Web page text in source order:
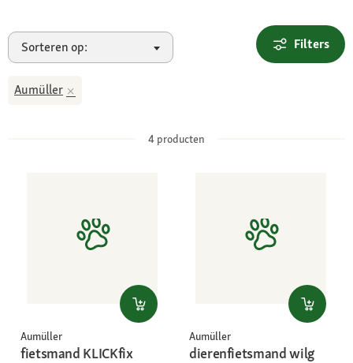
Sorteren op: Filters
Aumüller
4 producten
Aumüller
fietsmand KLICKfix
Aumüller
dierenfietsmand wilg